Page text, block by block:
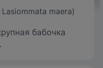
maera)
бабочка